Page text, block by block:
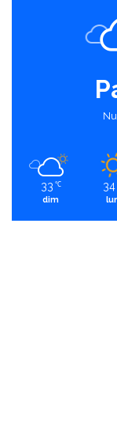
33 ℃
dim
34